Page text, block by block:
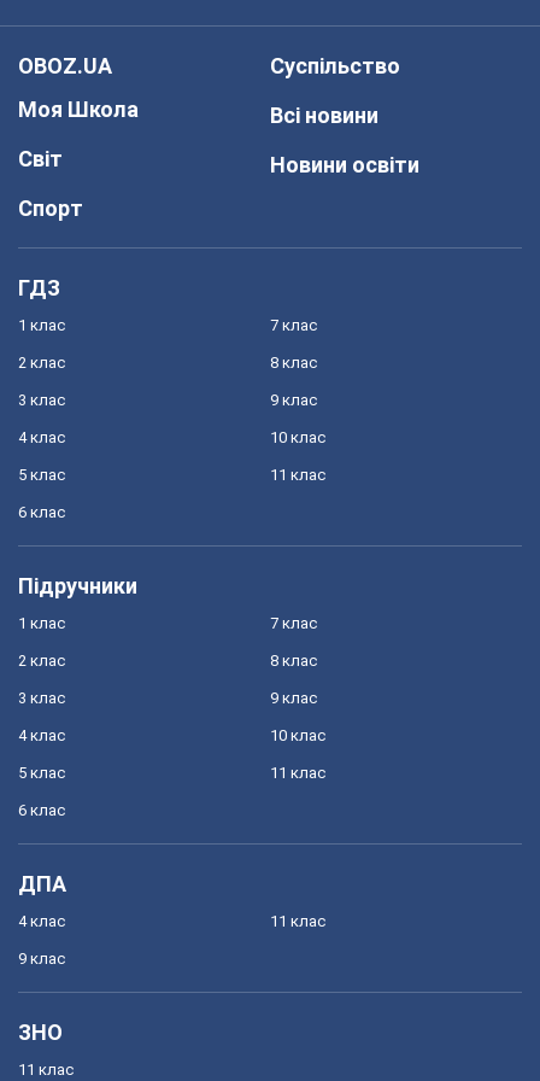
OBOZ.UA
Моя Школа
Світ
Спорт
Суспільство
Всі новини
Новини освіти
ГДЗ
1 клас
2 клас
3 клас
4 клас
5 клас
6 клас
7 клас
8 клас
9 клас
10 клас
11 клас
Підручники
1 клас
2 клас
3 клас
4 клас
5 клас
6 клас
7 клас
8 клас
9 клас
10 клас
11 клас
ДПА
4 клас
9 клас
11 клас
ЗНО
11 клас